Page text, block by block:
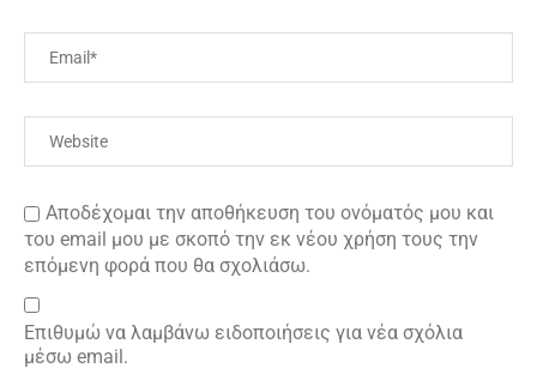
Αποδέχομαι την αποθήκευση του ονόματός μου και
του email μου με σκοπό την εκ νέου χρήση τους την
επόμενη φορά που θα σχολιάσω.
Επιθυμώ να λαμβάνω ειδοποιήσεις για νέα σχόλια
μέσω email.